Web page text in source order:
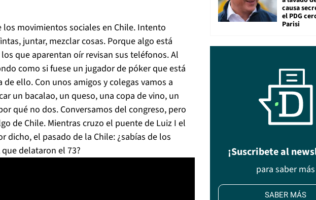
movimientos sociales en Chile. Intento
juntar, mezclar cosas. Porque algo está
que aparentan oír revisan sus teléfonos. Al
como si fuese un jugador de póker que está
ello. Con unos amigos y colegas vamos a
un bacalao, un queso, una copa de vino, un
qué no dos. Conversamos del congreso, pero
de Chile. Mientras cruzo el puente de Luiz I el
dicho, el pasado de la Chile: ¿sabías de los
delataron el 73?
causa
el PDG
Parisi
¡Suscribete al
para saber más
SABER MÁS